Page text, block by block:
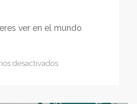
ver en el mundo
desactivadosen